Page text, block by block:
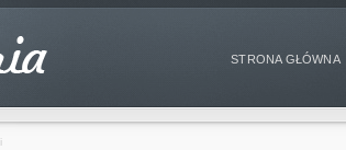
STRONA GŁÓWNA